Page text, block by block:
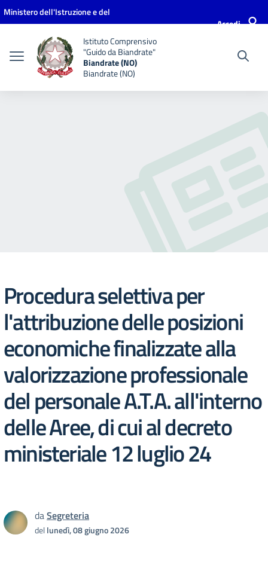
Vai ai contenuti
Vai al menu di navigazione
Vai al footer
Ministero dell'Istruzione e del
Accedi
Istituto Comprensivo
"Guido da Biandrate"
Biandrate (NO)
Biandrate (NO)
Procedura selettiva per
l'attribuzione delle posizioni
economiche finalizzate alla
valorizzazione professionale
del personale A.T.A. all'interno
delle Aree, di cui al decreto
ministeriale 12 luglio 24
daSegreteria
dellunedì, 08 giugno 2026